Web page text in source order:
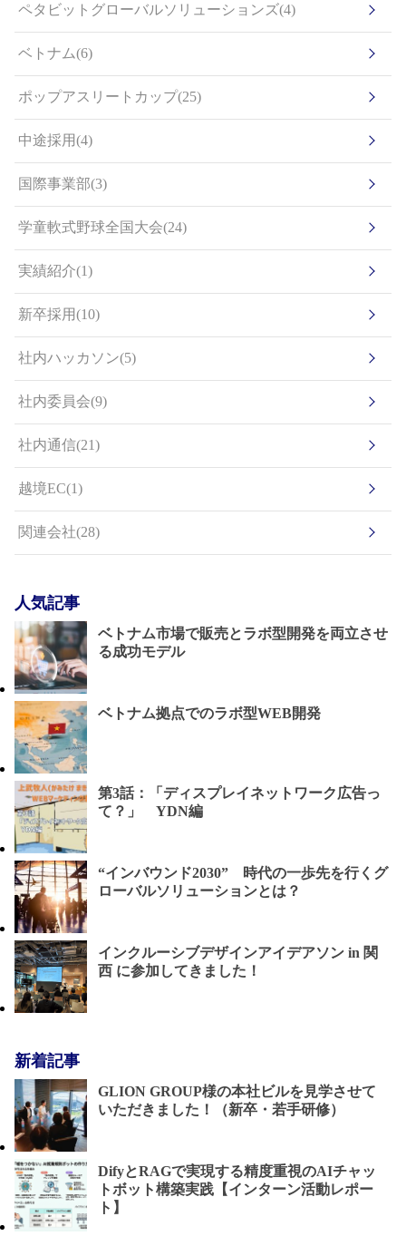
ペタビットグローバルソリューションズ(4)
ベトナム(6)
ポップアスリートカップ(25)
中途採用(4)
国際事業部(3)
学童軟式野球全国大会(24)
実績紹介(1)
新卒採用(10)
社内ハッカソン(5)
社内委員会(9)
社内通信(21)
越境EC(1)
関連会社(28)
人気記事
ベトナム市場で販売とラボ型開発を両立させ
る成功モデル
ベトナム拠点でのラボ型WEB開発
第3話：「ディスプレイネットワーク広告っ
て？」 YDN編
“インバウンド2030” 時代の一歩先を行くグ
ローバルソリューションとは？
インクルーシブデザインアイデアソン in 関
西 に参加してきました！
新着記事
GLION GROUP様の本社ビルを見学させて
いただきました！（新卒・若手研修）
DifyとRAGで実現する精度重視のAIチャッ
トボット構築実践【インターン活動レポー
ト】